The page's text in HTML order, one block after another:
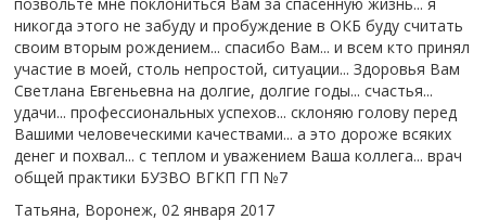
никогда этого не забуду и пробуждение в ОКБ буду считать
своим вторым рождением... спасибо Вам... и всем кто принял
участие в моей, столь непростой, ситуации... Здоровья Вам
Светлана Евгеньевна на долгие, долгие годы... счастья...
удачи... профессиональных успехов... склоняю голову перед
Вашими человеческими качествами... а это дороже всяких
денег и похвал... с теплом и уважением Ваша коллега... врач
общей практики БУЗВО ВГКП ГП №7
Татьяна, Воронеж, 02 января 2017